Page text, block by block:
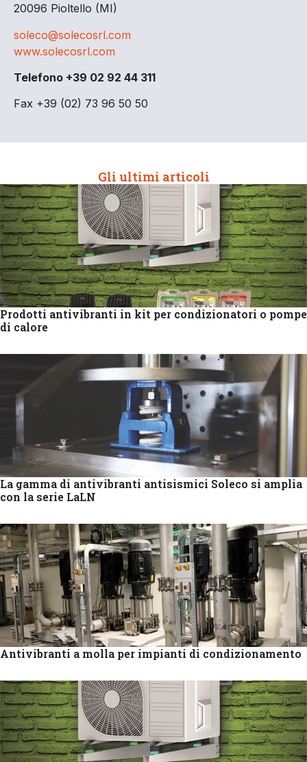
20096 Pioltello (MI)
soleco@solecosrl.com
www.solecosrl.com
Telefono +39 02 92 44 311
Fax +39 (02) 73 96 50 50
Gli ultimi articoli
Prodotti antivibranti in kit per condizionatori o pompe
di calore
La gamma di antivibranti antisismici Soleco si amplia
con la serie LaLN
Antivibranti a molla per impianti di condizionamento